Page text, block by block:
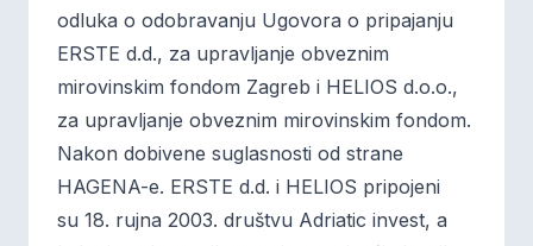
odluka o odobravanju Ugovora o pripajanju
ERSTE d.d., za upravljanje obveznim
mirovinskim fondom Zagreb i HELIOS d.o.o.,
za upravljanje obveznim mirovinskim fondom.
Nakon dobivene suglasnosti od strane
HAGENA-e. ERSTE d.d. i HELIOS pripojeni
su 18. rujna 2003. društvu Adriatic invest, a